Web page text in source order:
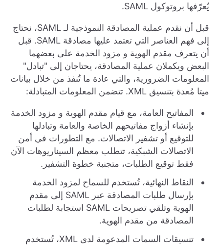
يُعرّفها بروتوكول SAML.
قبل أن نقدم عملية المصادقة النموذجية لـ SAML، نحتاج
إلى فهم العناصر التي تعتمد عليها مصادقة SAML. قبل
أن يتعرف مقدم الهوية و مزود الخدمة على بعضهما
البعض ويكملان عملية المصادقة، يحتاجان إلى "تبادل"
المعلومات الضرورية، والتي عادة ما تُنفذ من خلال بيانات
ميتا مُعدة بتنسيق XML. تتضمن المعلومات المتبادلة:
المفاتيح العامة، مع قيام مقدم الهوية و مزود الخدمة
بإنشاء أزواج مفاتيحهم الخاصة والعامة وتبادلها
للتوقيع أو تشفير الاتصالات. مع التطورات في أمن
الاتصالات الشبكية، تتطلب معظم السيناريوهات الآن
فقط توقيع الطلبات، متجنبة خطوة التشفير.
النقاط النهائية، تُستخدم للسماح لمزود الخدمة
بإرسال طلبات المصادقة عبر SAML إلى مقدم
الهوية وتلقي تصريحات SAML استجابة لطلبات
المصادقة من مقدم الهوية.
تنسيقات السمات المدعومة لدى XML، تُستخدم